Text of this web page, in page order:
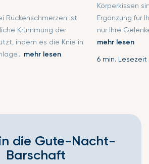
Rückenschmerzen ist
Krümmung der
indem es die Knie in
mehr lesen
Körperkissen
Ergänzung für
nur Ihre
mehr lesen
6 min. Lesezeit
die Gute-Nacht-
Barschaft